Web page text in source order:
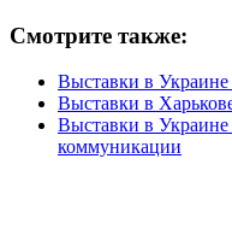
Смотрите также:
Выставки в Украине
Выставки в
Выставки в
коммуникации